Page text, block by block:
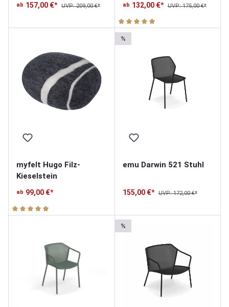
ab 157,00 €* UVP: 209,00 €* ab 132,00 €* UVP: 175,00 €*
Durchschnittliche Bewertung
myfelt Hugo Filz-
Kieselstein
ab 99,00 €*
Durchschnittliche Bewertung von 5 von 5 Sternen
%
emu Darwin 521 Stuhl
155,00 €* UVP: 172,00 €*
%